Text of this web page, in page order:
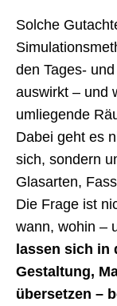
Solche
den Tages-
auswirkt – und
umliegende
Dabei geht es
sich, sondern
Glasarten,
Die Frage ist
wann, wohin –
lassen sich in
Gestaltung,
übersetzen –